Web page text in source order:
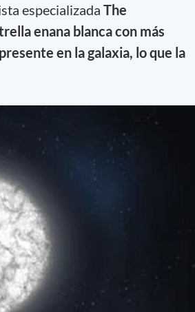
especializada The
enana blanca con más
en la galaxia, lo que la